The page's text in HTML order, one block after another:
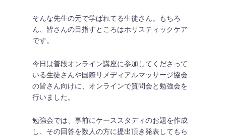
そんな先生の元で学ばれてる生徒さん。もちろ
ん、皆さんの目指すところはホリスティックケア
です。
今日は普段オンライン講座に参加してくださって
いる生徒さんや国際リメディアルマッサージ協会
の皆さん向けに、オンラインで質問会と勉強会を
行いました。
勉強会では、事前にケーススタディのお題を作成
し、その回答を数人の方に提出頂き発表してもら